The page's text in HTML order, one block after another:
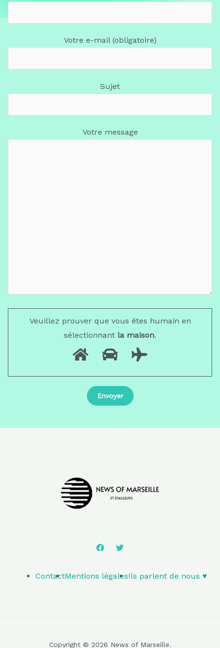
Votre e-mail (obligatoire)
Sujet
Votre message
Veuillez prouver que vous êtes humain en
sélectionnant la maison.
ContactMentions légalesIls parlent de nous ♥️
Copyright © 2026 News of Marseille.